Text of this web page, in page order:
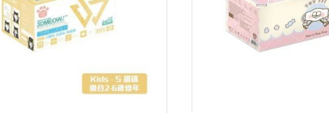
單 單